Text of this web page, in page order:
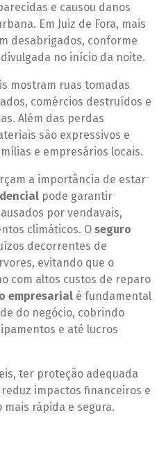
e causou danos
Em Juiz de Fora, mais
desabrigados, conforme
no início da noite.
mostram ruas tomadas
comércios destruídos e
Além das perdas
são expressivos e
e empresários locais.
a importância de estar
pode garantir
por vendavais,
climáticos. O seguro
decorrentes de
evitando que o
com altos custos de reparo
empresarial é fundamental
do negócio, cobrindo
e até lucros
ter proteção adequada
impactos financeiros e
rápida e segura.